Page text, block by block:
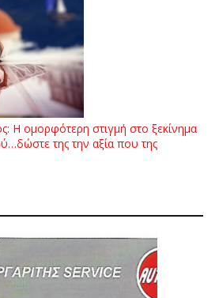
Η ομορφότερη στιγμή στο ξεκίνημα
της την αξία που της